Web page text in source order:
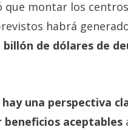
que montar los
habrá
billón de dólares de
hay una perspectiva
beneficios aceptables